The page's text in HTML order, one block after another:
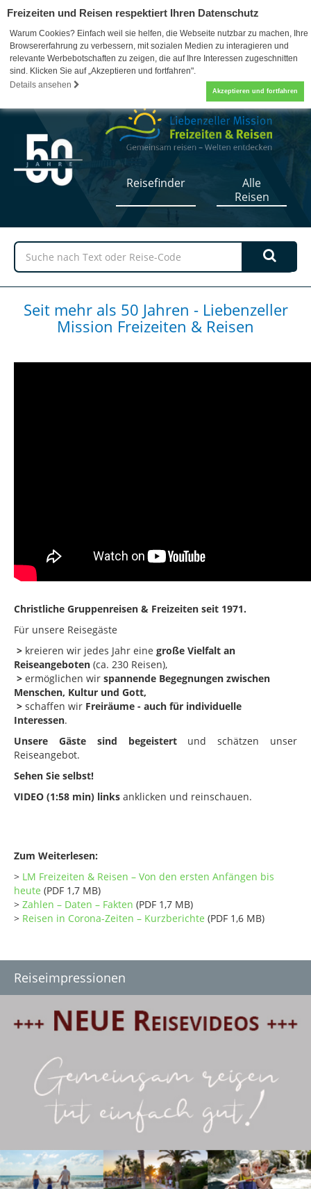
Freizeiten und Reisen respektiert Ihren Datenschutz
Warum Cookies? Einfach weil sie helfen, die Webseite nutzbar zu machen, Ihre
Browsererfahrung zu verbessern, mit sozialen Medien zu interagieren und
relevante Werbebotschaften zu zeigen, die auf Ihre Interessen zugeschnitten
sind. Klicken Sie auf „Akzeptieren und fortfahren".
Details ansehen
Akzeptieren und fortfahren
07052 / 17-5110 0
Reisefinder
Alle
Reisen
Seit mehr als 50 Jahren - Liebenzeller
Mission Freizeiten & Reisen
Christliche Gruppenreisen & Freizeiten seit 1971.
Für unsere Reisegäste
> kreieren wir jedes Jahr eine große Vielfalt an
Reiseangeboten (ca. 230 Reisen),
> ermöglichen wir spannende Begegnungen zwischen
Menschen, Kultur und Gott,
> schaffen wir Freiräume - auch für individuelle
Interessen.
Unsere Gäste sind begeistertund schätzen unser
Reiseangebot.
Sehen Sie selbst!
VIDEO (1:58 min) links anklicken und reinschauen.
Zum Weiterlesen:
> LM Freizeiten & Reisen – Von den ersten Anfängen bis
heute (PDF 1,7 MB)
> Zahlen – Daten – Fakten (PDF 1,7 MB)
> Reisen in Corona-Zeiten – Kurzberichte (PDF 1,6 MB)
Reiseimpressionen